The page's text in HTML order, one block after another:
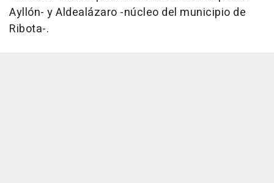
Ayllón- y Aldealázaro -núcleo del municipio de
Ribota-.